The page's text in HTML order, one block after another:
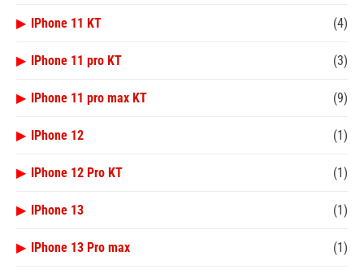
▶ IPhone 11 KT (4)
▶ IPhone 11 pro KT (3)
▶ IPhone 11 pro max KT (9)
▶ IPhone 12 (1)
▶ IPhone 12 Pro KT (1)
▶ IPhone 13 (1)
▶ IPhone 13 Pro max (1)